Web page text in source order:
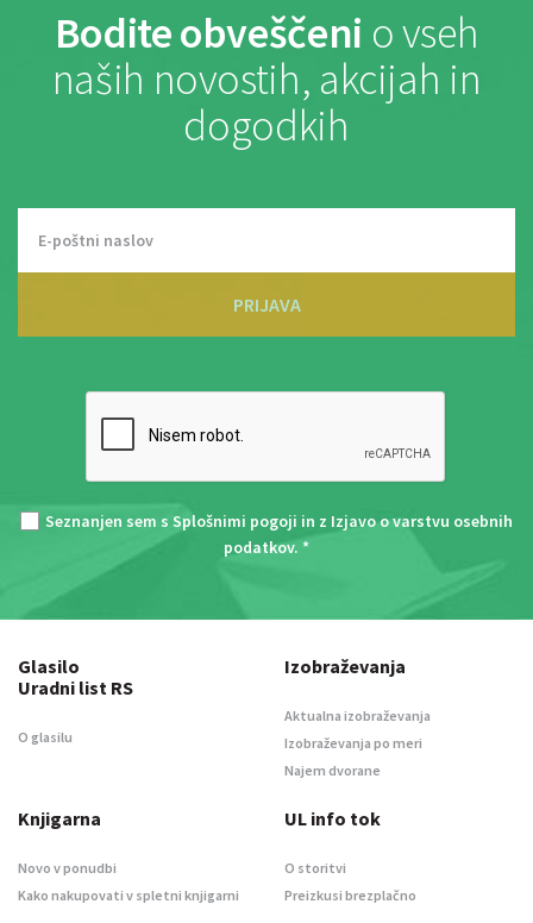
Bodite obveščeni o vseh
naših novostih, akcijah in
dogodkih
PRIJAVA
Seznanjen sem s Splošnimi pogoji in z Izjavo o varstvu osebnih
podatkov. *
Glasilo
Uradni list RS
O glasilu
Izobraževanja
Aktualna izobraževanja
Izobraževanja po meri
Najem dvorane
Knjigarna
Novo v ponudbi
Kako nakupovati v spletni knjigarni
UL info tok
O storitvi
Preizkusi brezplačno